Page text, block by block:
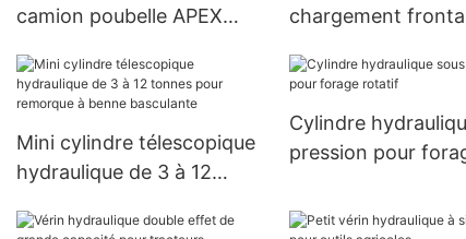
camion poubelle APEX
chargement
Mini cylindre télescopique
hydraulique de 3 à 12
benne basculante
Cylindre
pression pour